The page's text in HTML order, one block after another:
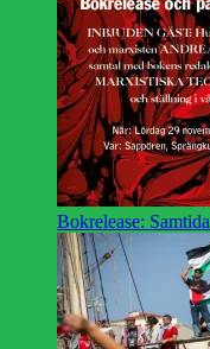
Bokrelease: